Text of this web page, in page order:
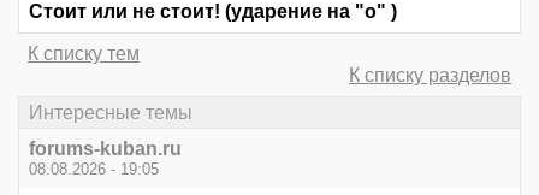
Стоит или не стоит! (ударение на "о" )
К списку тем
К списку разделов
Интересные темы
forums-kuban.ru
08.08.2026 - 19:05